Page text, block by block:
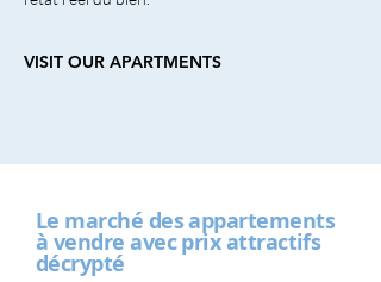
VISIT OUR APARTMENTS
Le marché des appartements
à vendre avec prix attractifs
décrypté